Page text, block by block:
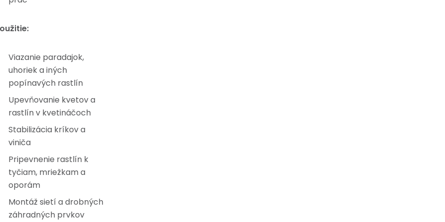
Viazanie paradajok,
uhoriek a iných
popínavých rastlín
Upevňovanie kvetov a
rastlín v kvetináčoch
Stabilizácia kríkov a
viniča
Pripevnenie rastlín k
tyčiam, mriežkam a
oporám
Montáž sietí a drobných
záhradných prvkov